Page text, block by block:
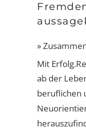
»
Mit
ab der
beruflichen